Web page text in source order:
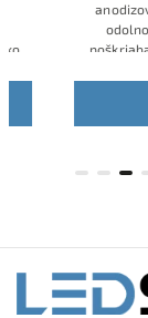
odolnosť
poškriabaním,